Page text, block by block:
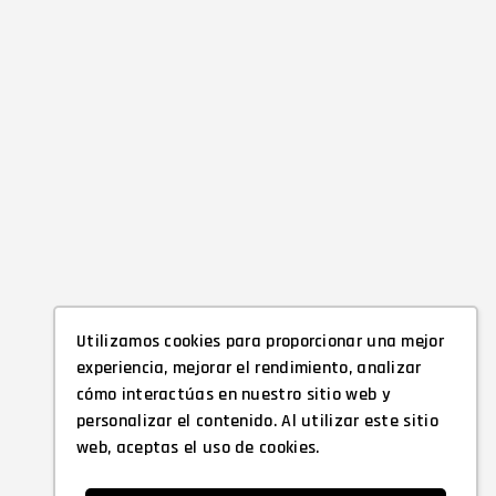
Utilizamos cookies para proporcionar una mejor
experiencia, mejorar el rendimiento, analizar
cómo interactúas en nuestro sitio web y
personalizar el contenido. Al utilizar este sitio
web, aceptas el uso de cookies.